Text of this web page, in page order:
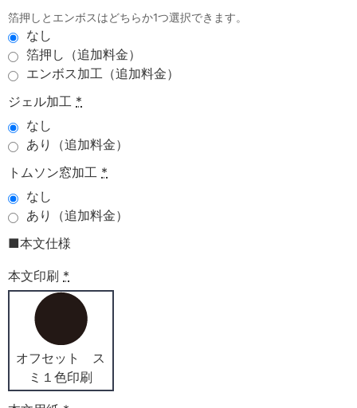
箔押しとエンボスはどちらか1つ選択できます。
なし
箔押し（追加料金）
エンボス加工（追加料金）
ジェル加工 *
なし
あり（追加料金）
トムソン窓加工 *
なし
あり（追加料金）
■本文仕様
本文印刷 *
オフセット ス
ミ１色印刷